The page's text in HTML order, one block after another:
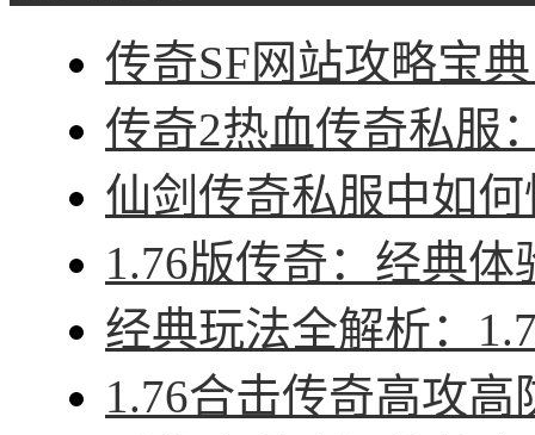
传奇SF网站攻略宝
传奇2热血传奇私服
仙剑传奇私服中如
1.76版传奇：经典
经典玩法全解析：
1.76合击传奇高攻